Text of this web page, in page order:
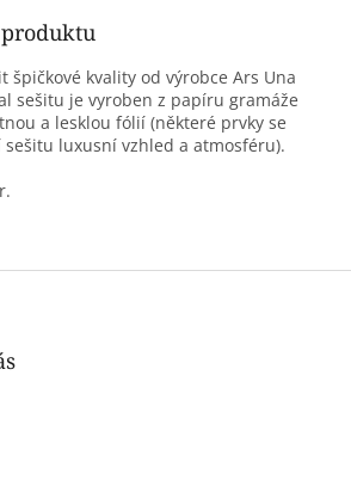
špičkové kvality od výrobce Ars Una
sešitu je vyroben z papíru gramáže
a lesklou fólií (některé prvky se
sešitu luxusní vzhled a atmosféru).